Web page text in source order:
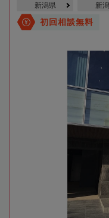
新潟県 新
初回相談無料